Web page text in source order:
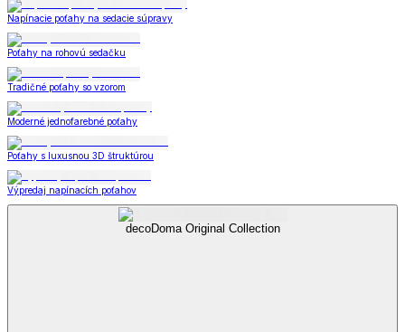
Napínacie poťahy na sedacie súpravy
Poťahy na rohovú sedačku
Tradičné poťahy so vzorom
Moderné jednofarebné poťahy
Poťahy s luxusnou 3D štruktúrou
Výpredaj napínacích poťahov
decoDoma Original Collection